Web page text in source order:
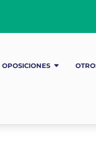
OPOSICIONES